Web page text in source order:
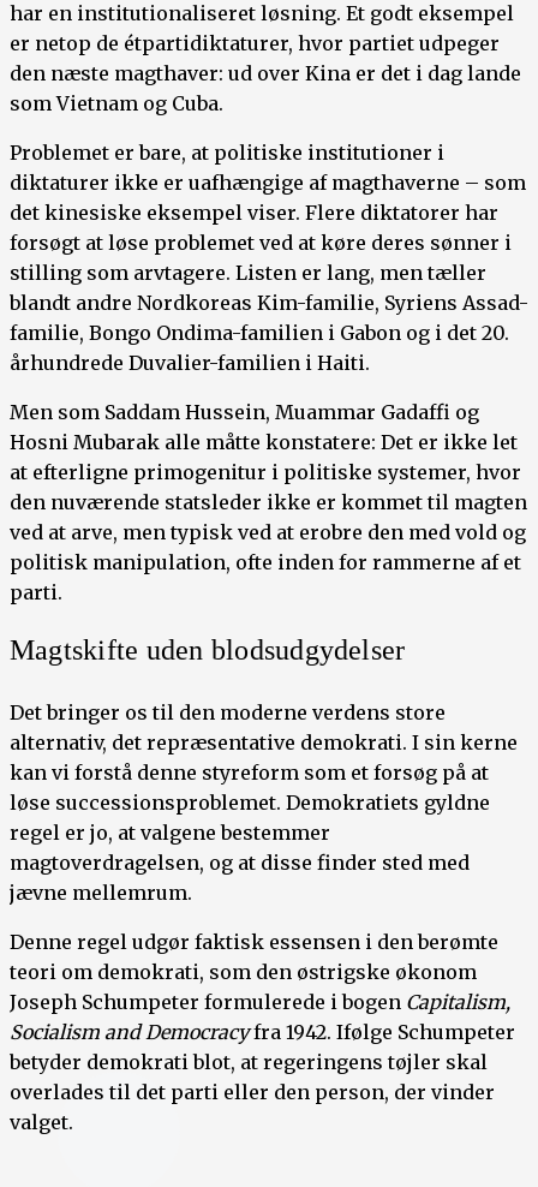
har en institutionaliseret løsning. Et godt eksempel
er netop de étpartidiktaturer, hvor partiet udpeger
den næste magthaver: ud over Kina er det i dag lande
som Vietnam og Cuba.
Problemet er bare, at politiske institutioner i
diktaturer ikke er uafhængige af magthaverne – som
det kinesiske eksempel viser. Flere diktatorer har
forsøgt at løse problemet ved at køre deres sønner i
stilling som arvtagere. Listen er lang, men tæller
blandt andre Nordkoreas Kim-familie, Syriens Assad-
familie, Bongo Ondima-familien i Gabon og i det 20.
århundrede Duvalier-familien i Haiti.
Men som Saddam Hussein, Muammar Gadaffi og
Hosni Mubarak alle måtte konstatere: Det er ikke let
at efterligne primogenitur i politiske systemer, hvor
den nuværende statsleder ikke er kommet til magten
ved at arve, men typisk ved at erobre den med vold og
politisk manipulation, ofte inden for rammerne af et
parti.
Magtskifte uden blodsudgydelser
Det bringer os til den moderne verdens store
alternativ, det repræsentative demokrati. I sin kerne
kan vi forstå denne styreform som et forsøg på at
løse successionsproblemet. Demokratiets gyldne
regel er jo, at valgene bestemmer
magtoverdragelsen, og at disse finder sted med
jævne mellemrum.
Denne regel udgør faktisk essensen i den berømte
teori om demokrati, som den østrigske økonom
Joseph Schumpeter formulerede i bogen Capitalism,
Socialism and Democracyfra 1942. Ifølge Schumpeter
betyder demokrati blot, at regeringens tøjler skal
overlades til det parti eller den person, der vinder
valget.